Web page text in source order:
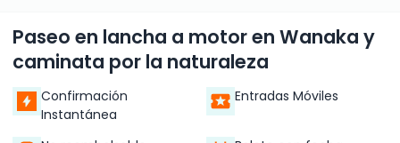
Paseo en lancha a motor en Wanaka y
caminata por la naturaleza
Confirmación
Instantánea
Entradas Móviles